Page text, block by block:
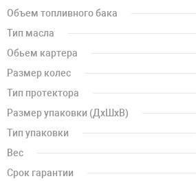
Объем топливного бака
Тип масла
Обьем картера
Размер колес
Тип протектора
Размер упаковки (ДхШхВ)
Тип упаковки
Вес
Срок гарантии